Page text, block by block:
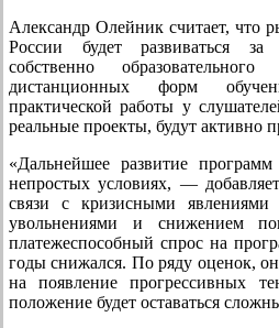
Александр Олейник считает, что
России будет развиваться за
собственно
дистанционных форм
практической работы у
реальные проекты, будут активно
«Дальнейшее развитие
непростых условиях, —
связи с кризисными
увольнениями и снижением
платежеспособный спрос на
годы снижался. По ряду оценок,
на появление прогрессивных
положение будет оставаться